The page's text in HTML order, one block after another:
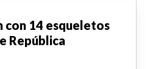
con 14 esqueletos
República